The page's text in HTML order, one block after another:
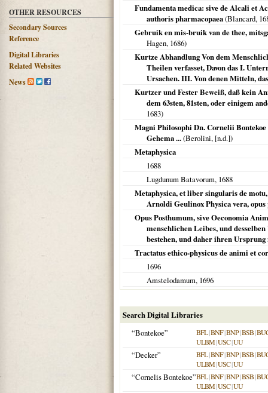
OTHER RESOURCES
Secondary Sources
Reference
Digital Libraries
Related Websites
News
Fundamenta medica: sive de Alcali et
authoris pharmacopaea(Blancard,
Gebruik en mis-bruik van de thee,
Hagen, 1686)
Kurtze Abhandlung Von dem
Theilen verfasset, Davon das I.
Ursachen. III. Von denen Mitteln,
Kurtzer und Fester Beweiß, daß kein
dem 63sten, 81sten, oder einigem
1683)
Magni Philosophi Dn. Cornelii
Gehema ...(Berolini, [n.d.])
Metaphysica
1688
Lugdunum Batavorum, 1688
Metaphysica, et liber singularis de
Arnoldi Geulinox Physica vera,
Opus Posthumum, sive Oeconomia
menschlichen Leibes, und
bestehen, und daher ihren Ursprung
Tractatus ethico-physicus de animi et
1696
Amstelodamum, 1696
Search Digital Libraries
“Bontekoe”
BFL|BNF|BNP|BSB|
ULBM|USC|UU
“Decker” BFL|BNF|BNP|BSB|
ULBM|USC|UU
“Cornelis Bontekoe”BFL|BNF|BNP|BSB|
ULBM|USC|UU